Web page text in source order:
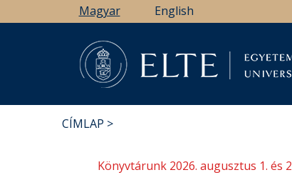
a
Magyar English
CÍMLAP
Könyvtárunk 2026. augusztus 1. és